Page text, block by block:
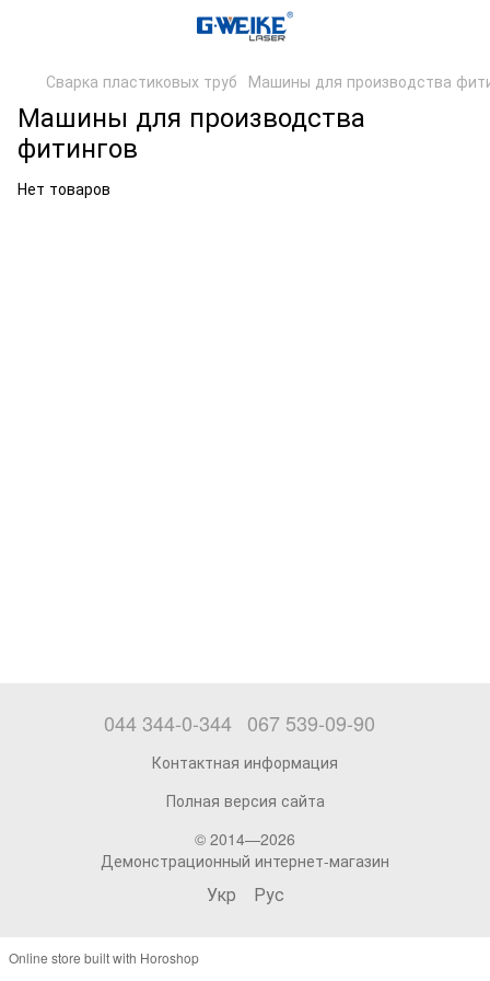
Сварка пластиковых труб Машины для производства
Машины для производства
фитингов
Нет товаров
044 344-0-344 067 539-09-90
Контактная информация
Полная версия сайта
© 2014—2026
Демонстрационный интернет-магазин
Укр Рус
Online store built with Horoshop